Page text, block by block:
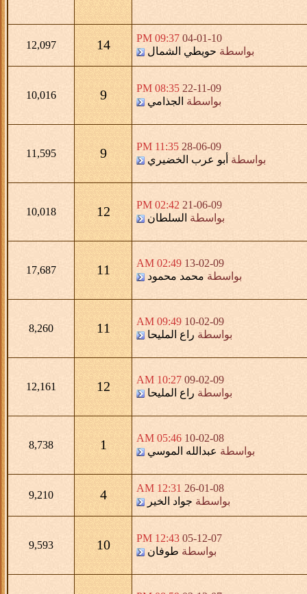
04-01-10
09:37 PM
بواسطة حويطي الشمال 14
12,097
22-11-09
08:35 PM
بواسطة الجذامي 9
10,016
28-06-09
11:35 PM
بواسطة أبو عرب الخضيري 9
11,595
21-06-09
02:42 PM
بواسطة السلطان 12
10,018
13-02-09
02:49 AM
بواسطة محمد محمود 11
17,687
10-02-09
09:49 AM
بواسطة راع المليحا 11
8,260
09-02-09
10:27 AM
بواسطة راع المليحا 12
12,161
10-02-08
05:46 AM
بواسطة عبدالله الموسي 1
8,738
26-01-08
12:31 AM
بواسطة جواد الخير 4
9,210
05-12-07
12:43 PM
بواسطة طوفان 10
9,593